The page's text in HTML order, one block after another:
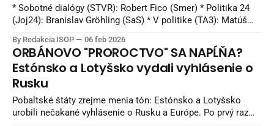
* Sobotné dialógy (STVR): Robert Fico (Smer) * Politika 24
(Joj24): Branislav Gröhling (SaS) * V politike (TA3): Matúš
(STVR): Richard Raši (Hlas), Milan Majerský (KDH) * Na telo
(Markíza): Tomáš Drucker (Hlas), Viliam Karas (KDH)
By Redakcia ISOP 06 feb 2026
ORBÁNOVO "PROROCTVO" SA NAPĹŇA?
Estónsko a Lotyšsko vydali vyhlásenie o
Rusku
Pobaltské štáty zrejme menia tón: Estónsko a Lotyšsko
urobili nečakané vyhlásenie o Rusku a Európe. Po prvý raz